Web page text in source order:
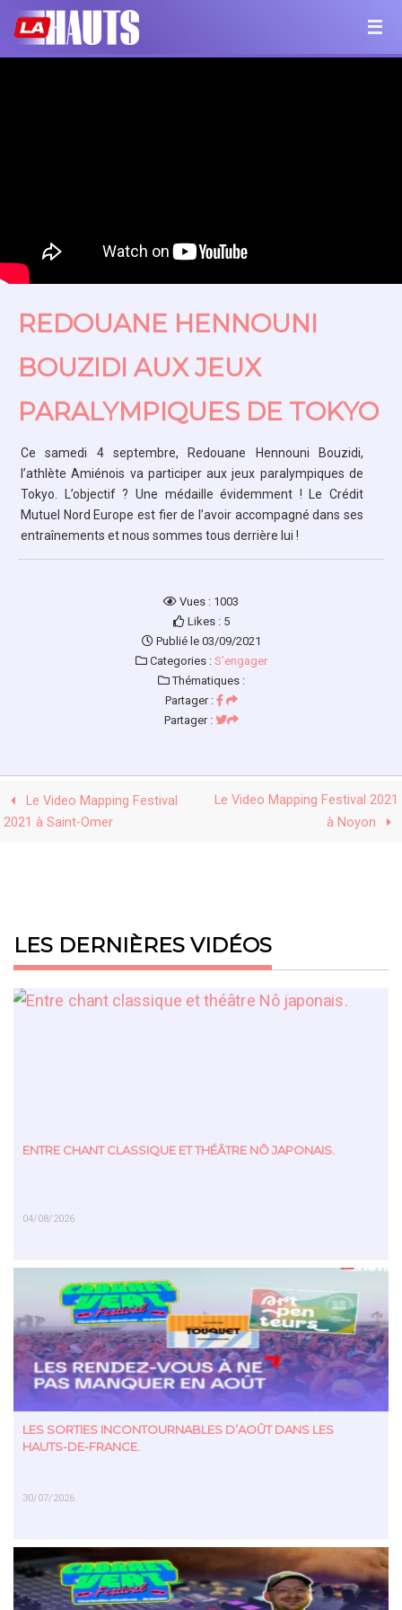
REDOUANE HENNOUNI
BOUZIDI AUX JEUX
PARALYMPIQUES DE TOKYO
Ce samedi 4 septembre, Redouane Hennouni Bouzidi,
l’athlète Amiénois va participer aux jeux paralympiques de
Tokyo. L’objectif ? Une médaille évidemment ! Le Crédit
Mutuel Nord Europe est fier de l’avoir accompagné dans ses
entraînements et nous sommes tous derrière lui !
Vues : 1003
Likes : 5
Publié le 03/09/2021
Categories : S’engager
Thématiques :
Partager :
Partager :
Le Video Mapping Festival
2021 à Saint-Omer
Le Video Mapping Festival 2021
à Noyon
LES DERNIÈRES VIDÉOS
ENTRE CHANT CLASSIQUE ET THÉÂTRE NÔ JAPONAIS.
04/08/2026
EN SAVOIR PLUS
LES SORTIES INCONTOURNABLES D’AOÛT DANS LES
HAUTS-DE-FRANCE.
30/07/2026
EN SAVOIR PLUS